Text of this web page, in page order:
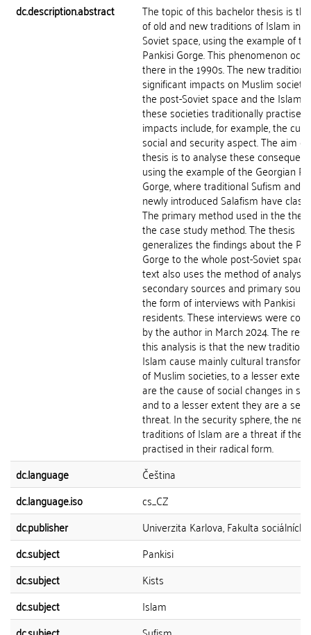
dc.description.abstract
The topic of this bachelor thesis is
of old and new traditions of Islam in
Soviet space, using the example of
Pankisi Gorge. This phenomenon
there in the 1990s. The new
significant impacts on Muslim
the post-Soviet space and the Islam
these societies traditionally
impacts include, for example, the
social and security aspect. The aim
thesis is to analyse these
using the example of the Georgian
Gorge, where traditional Sufism and
newly introduced Salafism have
The primary method used in the
the case study method. The thesis
generalizes the findings about the
Gorge to the whole post-Soviet
text also uses the method of
secondary sources and primary
the form of interviews with Pankisi
residents. These interviews were
by the author in March 2024. The
this analysis is that the new
Islam cause mainly cultural
of Muslim societies, to a lesser
are the cause of social changes in
and to a lesser extent they are a
threat. In the security sphere, the new
traditions of Islam are a threat if they
practised in their radical form.
dc.language
Čeština
dc.language.iso
cs_CZ
dc.publisher
Univerzita Karlova, Fakulta sociálních
dc.subject
Pankisi
dc.subject
Kists
dc.subject
Islam